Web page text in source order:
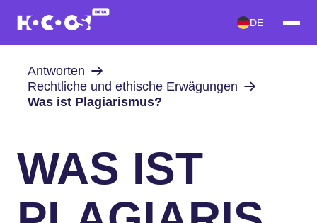
DE
Antworten
Rechtliche und ethische Erwägungen
Was ist Plagiarismus?
WAS IST